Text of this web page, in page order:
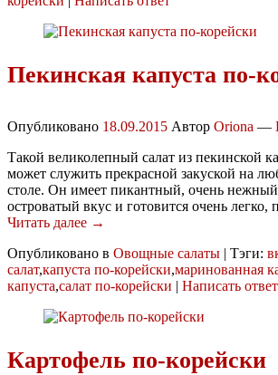
Пекинская капуста по-
Опубликовано 18.09.2015 Автор Oriona —
Такой великолепный салат из пекинской
может служить прекрасной закуской на
столе. Он имеет пикантный, очень
островатый вкус и готовится очень легко,
Читать далее →
Опубликовано в Овощные салаты | Тэги:
салат,капуста по-корейски,маринованная
капуста,салат по-корейски | Написать ответ
Картофель по-корейски